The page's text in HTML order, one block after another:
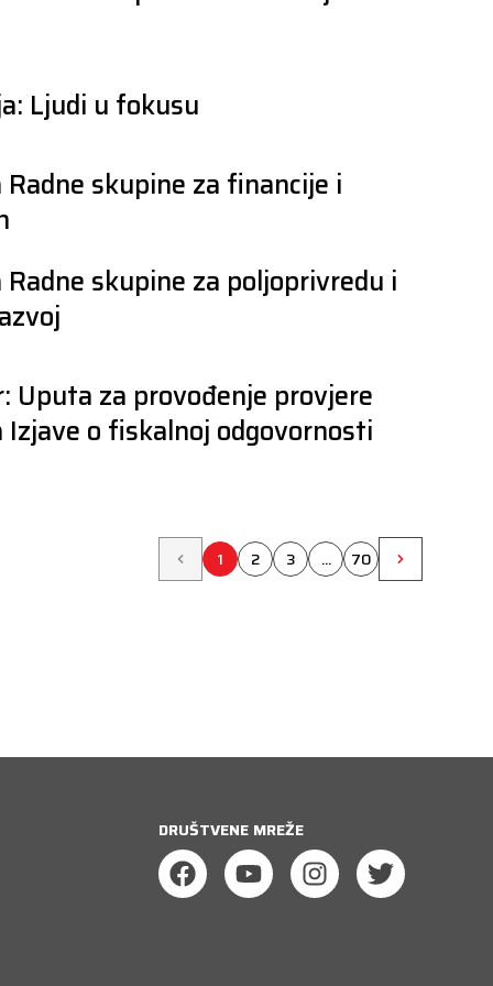
Ljudi u fokusu
Radne skupine za financije i
Radne skupine za poljoprivredu i
Uputa za provođenje provjere
Izjave o fiskalnoj odgovornosti
1 2 3 ... 70
DRUŠTVENE MREŽE